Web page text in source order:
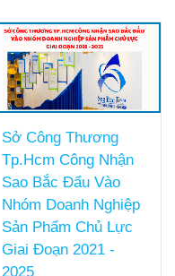
Sở Công Thương
Tp.Hcm Công Nhận
Sao Bắc Đẩu Vào
Nhóm Doanh Nghiệp
Sản Phẩm Chủ Lực
Giai Đoạn 2021 -
2025